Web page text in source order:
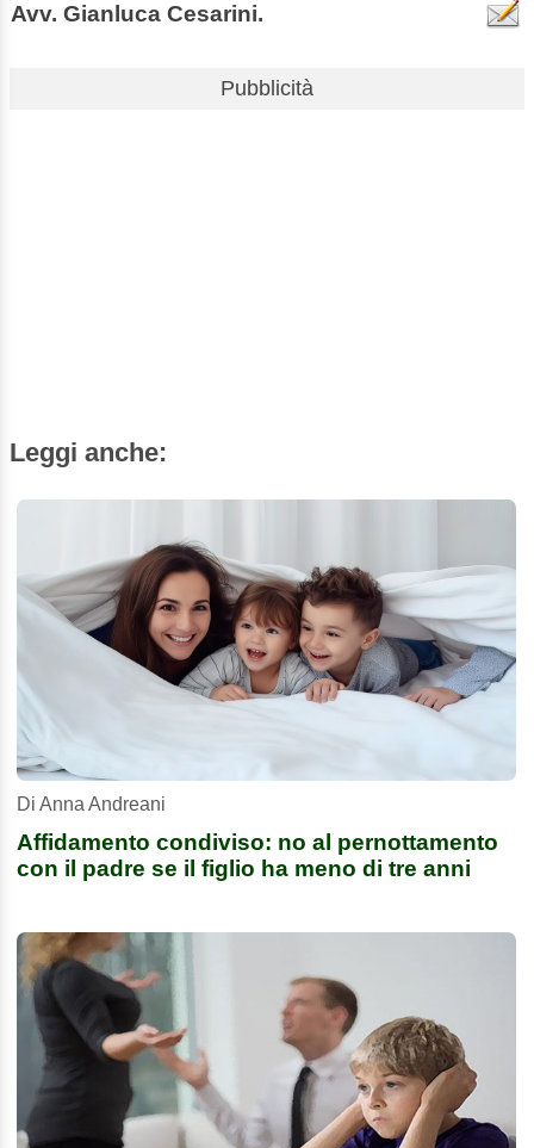
Avv. Gianluca Cesarini.
Pubblicità
Leggi anche:
Di Anna Andreani
Affidamento condiviso: no al pernottamento
con il padre se il figlio ha meno di tre anni